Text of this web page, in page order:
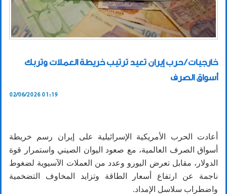
خارجيات / حرب إيران تعيد ترتيب خريطة العملات وتربك
أسواق الصرف
02/06/2026 01:19
أعادت الحرب الأمريكية الإسرائيلية على إيران رسم خريطة
أسواق الصرف العالمية، مع صعود اليوان الصيني واستمرار قوة
الدولار، مقابل تعرض اليورو وعدد من العملات الآسيوية لضغوط
ناجمة عن ارتفاع أسعار الطاقة وتزايد المخاوف التضخمية
واضطراب سلاسل الإمداد.